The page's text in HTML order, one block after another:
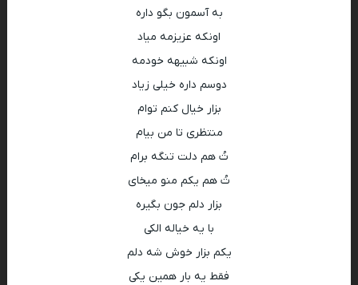
به آسمون بگو داره
اونکه عزیزمه میاد
اونکه شبیهه خودمه
دوسم داره خیلی زیاد
بزار خیال کنم توام
منتظری تا من بیام
تُ هم دلت تنگه برام
تُ هم یکم منو میخای
بزار دلم جون بگیره
با یه خیاله الکی
یکم بزار خوش شه دلم
فقط یه بار همین یکی